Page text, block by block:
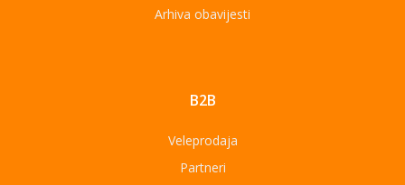
Arhiva obavijesti
B2B
Veleprodaja
Partneri